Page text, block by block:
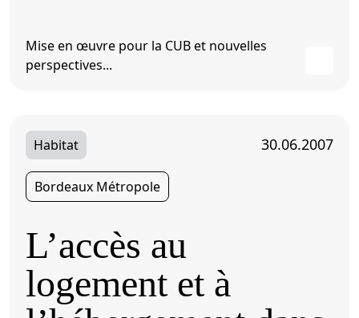
Mise en œuvre pour la CUB et nouvelles
perspectives...
Habitat 30.06.2007
Bordeaux Métropole
L’accès au
logement et à